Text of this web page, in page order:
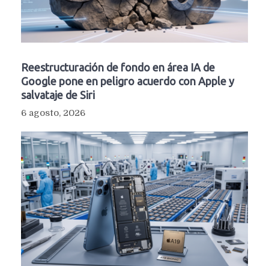
Reestructuración de fondo en área IA de
Google pone en peligro acuerdo con Apple y
salvataje de Siri
6 agosto, 2026